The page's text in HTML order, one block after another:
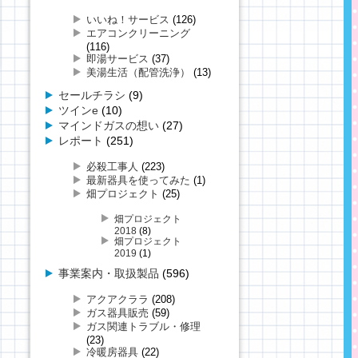
いいね！サービス (126)
エアコンクリーニング
(116)
即湯サービス (37)
美湯生活（配管洗浄）
(13)
セールチラシ (9)
ツインe(10)
マインドガスの想い(27)
レポート (251)
必殺工事人 (223)
最新器具を使ってみた (1)
畑プロジェクト (25)
畑プロジェクト
2018(8)
畑プロジェクト
2019 (1)
事業案内・取扱製品 (596)
アクアクララ (208)
ガス器具販売 (59)
ガス関連トラブル・修理
(23)
冷暖房器具(22)